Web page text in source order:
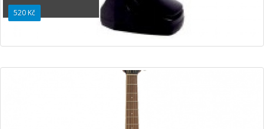
520 Kč